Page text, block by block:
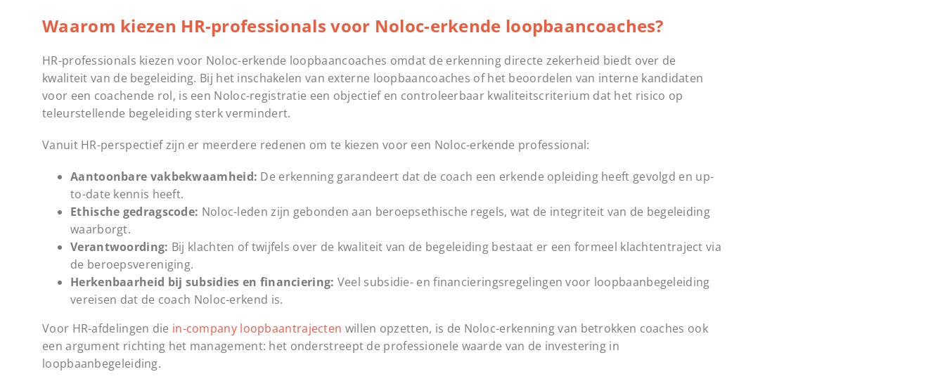
Waarom kiezen HR-professionals voor Noloc-erkende loopbaancoaches?
HR-professionals kiezen voor Noloc-erkende loopbaancoaches omdat de erkenning directe zekerheid biedt over de
kwaliteit van de begeleiding. Bij het inschakelen van externe loopbaancoaches of het beoordelen van interne kandidaten
voor een coachende rol, is een Noloc-registratie een objectief en controleerbaar kwaliteitscriterium dat het risico op
teleurstellende begeleiding sterk vermindert.
Vanuit HR-perspectief zijn er meerdere redenen om te kiezen voor een Noloc-erkende professional:
Aantoonbare vakbekwaamheid: De erkenning garandeert dat de coach een erkende opleiding heeft gevolgd en up-
to-date kennis heeft.
Ethische gedragscode: Noloc-leden zijn gebonden aan beroepsethische regels, wat de integriteit van de begeleiding
waarborgt.
Verantwoording: Bij klachten of twijfels over de kwaliteit van de begeleiding bestaat er een formeel klachtentraject via
de beroepsvereniging.
Herkenbaarheid bij subsidies en financiering: Veel subsidie- en financieringsregelingen voor loopbaanbegeleiding
vereisen dat de coach Noloc-erkend is.
Voor HR-afdelingen die in-company loopbaantrajecten willen opzetten, is de Noloc-erkenning van betrokken coaches ook
een argument richting het management: het onderstreept de professionele waarde van de investering in
loopbaanbegeleiding.